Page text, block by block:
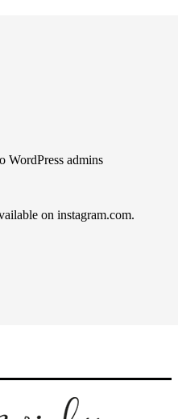
WordPress admins
on instagram.com.